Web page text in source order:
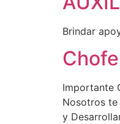
Brindar
Importante
Nosotros te
y